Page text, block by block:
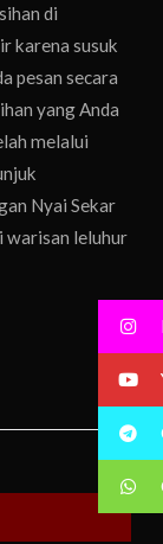
di
karena susuk
pesan secara
yang Anda
melalui
Nyai Sekar
warisan leluhur